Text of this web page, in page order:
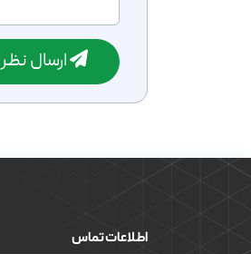
ارسال نظر
اطلاعات تماس